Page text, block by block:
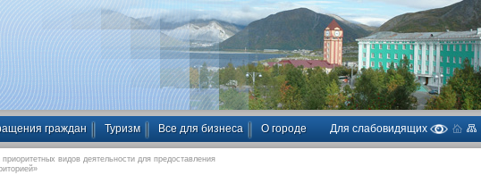
граждан Туризм Все для бизнеса О городе Для слабовидящих
видов деятельности для предоставления